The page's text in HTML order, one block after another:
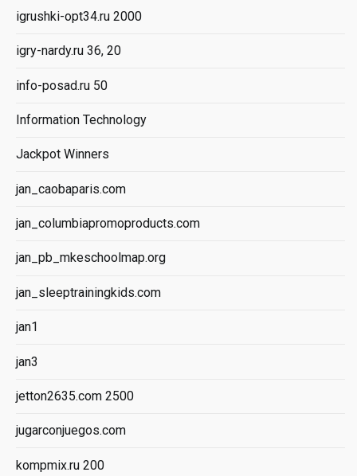
igrushki-opt34.ru 2000
igry-nardy.ru 36, 20
info-posad.ru 50
Information Technology
Jackpot Winners
jan_caobaparis.com
jan_columbiapromoproducts.com
jan_pb_mkeschoolmap.org
jan_sleeptrainingkids.com
jan1
jan3
jetton2635.com 2500
jugarconjuegos.com
kompmix.ru 200